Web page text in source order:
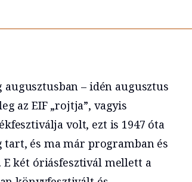
– idén augusztus
az EIF „rojtja”, vagyis
volt, ezt is 1947 óta
és ma már programban és
két óriásfesztivál mellett a